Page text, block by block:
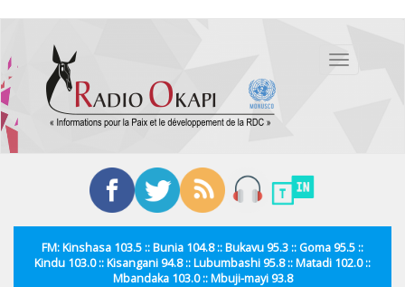
contenu
principal
Toggle
FM: Kinshasa 103.5 :: Bunia 104.8 :: Bukavu 95.3 :: Goma 95.5 ::
Kindu 103.0 :: Kisangani 94.8 :: Lubumbashi 95.8 :: Matadi 102.0 ::
Mbandaka 103.0 :: Mbuji-mayi 93.8